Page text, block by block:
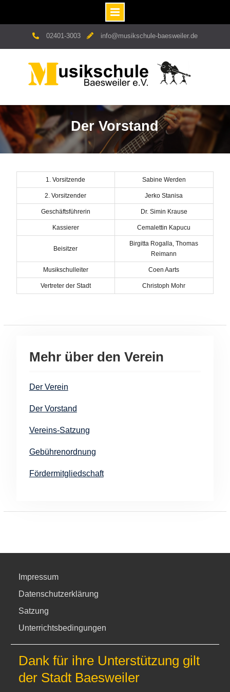
02401-3003 info@musikschule-baesweiler.de
Der Vorstand
1. Vorsitzende Sabine Werden
2. Vorsitzender Jerko Stanisa
Geschäftsführerin Dr. Simin Krause
Kassierer Cemalettin Kapucu
Beisitzer
Birgitta Rogalla, Thomas
Reimann
Musikschulleiter Coen Aarts
Vertreter der Stadt Christoph Mohr
Mehr über den Verein
Der Verein
Der Vorstand
Vereins-Satzung
Gebührenordnung
Fördermitgliedschaft
Impressum
Datenschutzerklärung
Satzung
Unterrichtsbedingungen
Dank für ihre Unterstützung gilt
der Stadt Baesweiler